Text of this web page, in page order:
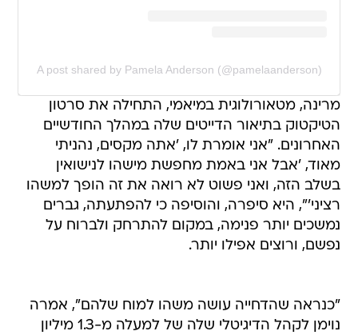
A post shared by Pamela Anderson (@pamelaanderson)
מרינה, מטאורולוגית במיאמי, התחילה את סרטון
הטיקטוק בתיאור הדייטים שלה במהלך החודשיים
האחרונים. "אני אומרת לו, 'אתה מקסים, נהניתי
מאוד, 'אבל אני באמת מחפשת מישהו לנישואין
בשלב הזה, ואני פשוט לא רואה את זה הופך למשהו
רציני'", היא סיפרה, והוסיפה כי להפתעתה, גברים
נמשכים יותר פנימה, במקום להתרחק ולברוח על
נפשם, ורוצים אפילו יותר.
"כנראה שהדחייה עושה משהו למוח שלהם", אמרה
נוימן לקהל הדיגיטלי שלה של למעלה מ-1.3 מיליון